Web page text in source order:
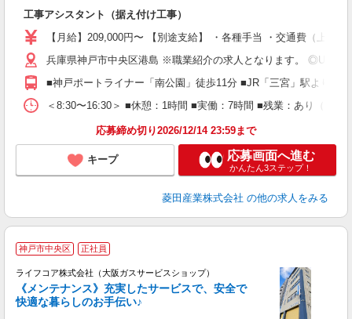
工事アシスタント（据え付け工事）
【月給】209,000円〜 【別途支給】 ・各種手当 ・交通費（上
兵庫県神戸市中央区港島 ※職業紹介の求人となります。 ◎U・I
■神戸ポートライナー「南公園」徒歩11分 ■JR「三宮」駅より
＜8:30〜16:30＞ ■休憩：1時間 ■実働：7時間 ■残業：あり（月
応募締め切り2026/12/14 23:59まで
キープ 応募画面へ進む
かんたん3ステップ！
菱田産業株式会社 の他の求人をみる
神戸市中央区 正社員
ライフコア株式会社（大阪ガスサービスショップ）
《メンテナンス》充実したサービスで、安全で
快適な暮らしのお手伝い♪